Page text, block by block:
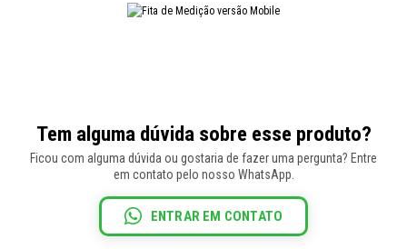
Tem alguma dúvida sobre esse produto?
Ficou com alguma dúvida ou gostaria de fazer uma pergunta? Entre
em contato pelo nosso WhatsApp.
ENTRAR EM CONTATO